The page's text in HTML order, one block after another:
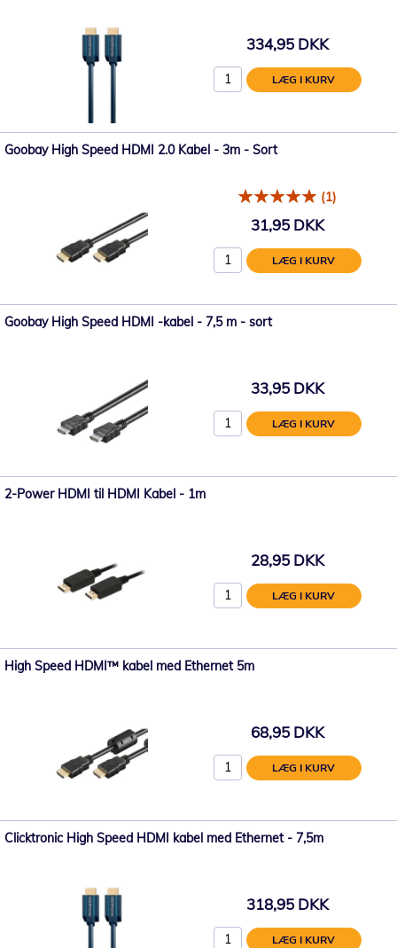
334,95 DKK
LÆG I KURV
Goobay High Speed ​​HDMI 2.0 Kabel - 3m - Sort
(1)
31,95 DKK
LÆG I KURV
Goobay High Speed ​​HDMI -kabel - 7,5 m - sort
33,95 DKK
LÆG I KURV
2-Power HDMI til HDMI Kabel - 1m
28,95 DKK
LÆG I KURV
High Speed HDMI™ kabel med Ethernet 5m
68,95 DKK
LÆG I KURV
Clicktronic High Speed HDMI kabel med Ethernet - 7,5m
318,95 DKK
LÆG I KURV